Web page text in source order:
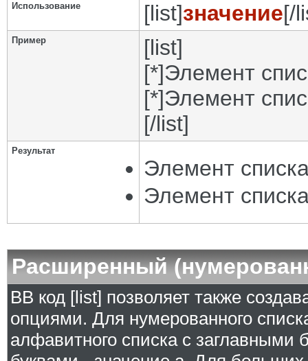
Использование [list]значение[/
Пример
[list]
[*]Элемент
[*]Элемент
[/list]
Результат
Элемент
Элемент
Расширенный
BB код [list] позволяет также
опциями. Для нумерованного
алфавитного списка с